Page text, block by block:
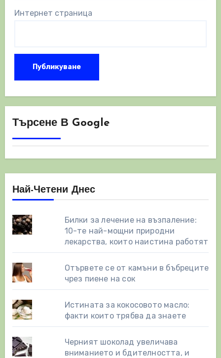
Интернет страница
Търсене В Google
Най-Четени Днес
Билки за лечение на възпаление:
10-те най-мощни природни
лекарства, които наистина работят
Отървете се от камъни в бъбреците
чрез пиене на сок
Истината за кокосовото масло:
факти които трябва да знаете
Черният шоколад увеличава
вниманието и бдителността, и